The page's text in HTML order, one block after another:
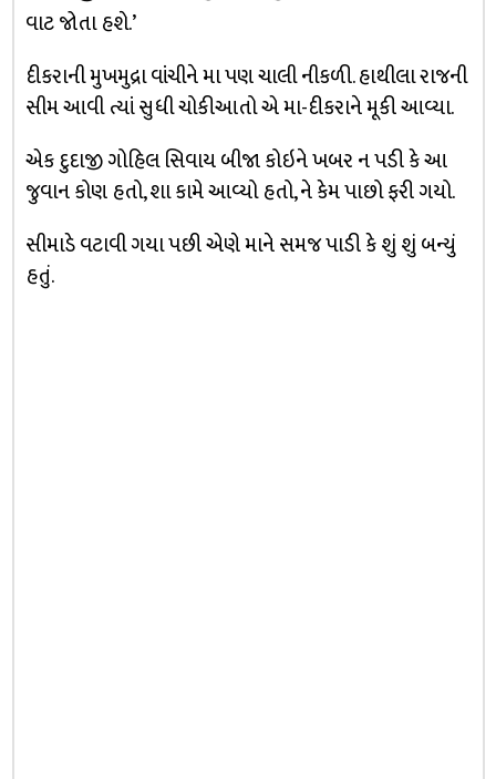
વાટ જોતા હશે.’
દીકરાની મુખમુદ્રા વાંચીને મા પણ ચાલી નીકળી. હાથીલા રાજની
સીમ આવી ત્યાં સુધી ચોકીઆતો એ મા-દીકરાને મૂકી આવ્યા.
એક દુદાજી ગોહિલ સિવાય બીજા કોઇને ખબર ન પડી કે આ
જુવાન કોણ હતો, શા કામે આવ્યો હતો, ને કેમ પાછો ફરી ગયો.
સીમાડે વટાવી ગયા પછી એણે માને સમજ પાડી કે શું શું બન્યું
હતું.